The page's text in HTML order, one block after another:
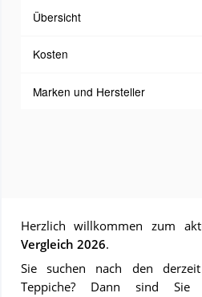
Übersicht
Kosten
Marken und Hersteller
Herzlich willkommen zum
Vergleich 2026.
Sie suchen nach den derzeit
Teppiche? Dann sind Sie